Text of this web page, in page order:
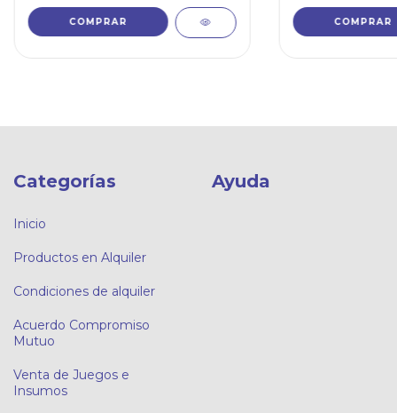
Categorías
Inicio
Productos en Alquiler
Condiciones de alquiler
Acuerdo Compromiso
Mutuo
Venta de Juegos e
Insumos
Ayuda